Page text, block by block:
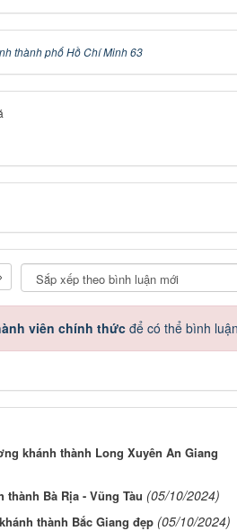
thành phố Hồ Chí Minh 63
viên chính thứcđể có thể bình
khánh thành Long Xuyên An Giang
Bà Rịa - Vũng Tàu (05/10/2024)
thành Bắc Giang đẹp (05/10/2024)